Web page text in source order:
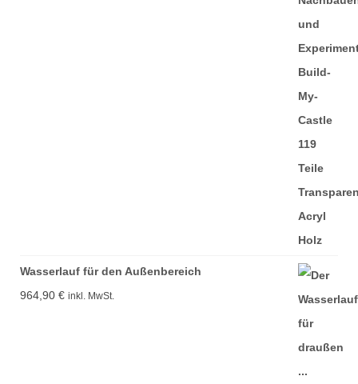
Wasserlauf für den Außenbereich
964,90 € inkl. MwSt.